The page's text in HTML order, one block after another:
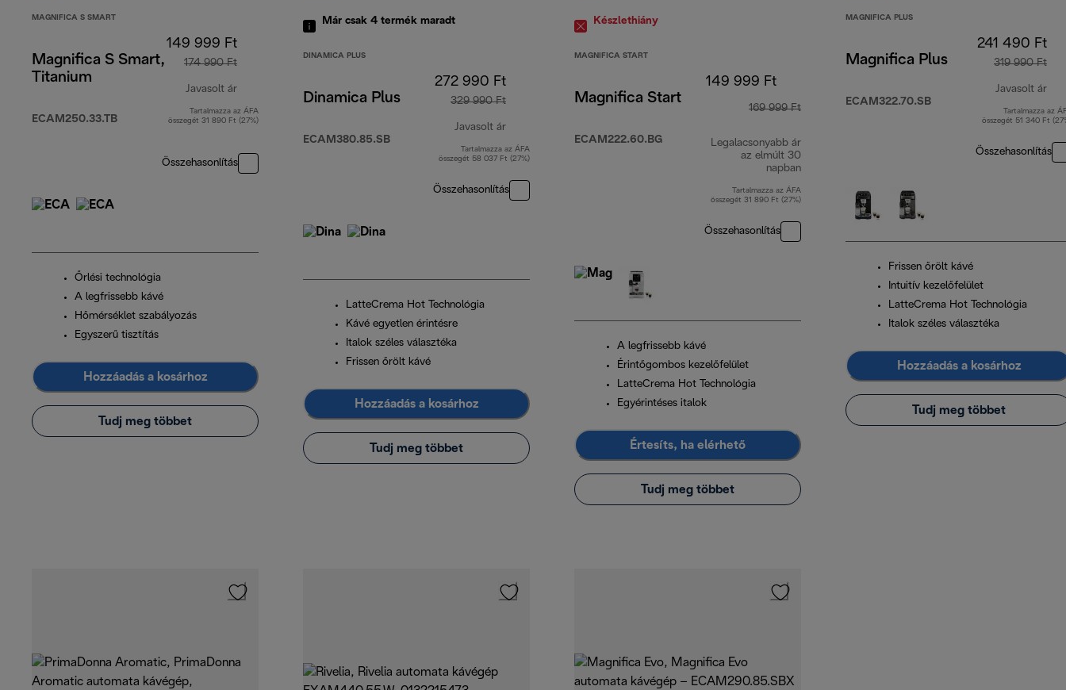
MAGNIFICA S SMART
Magnifica S Smart,
Titanium
ECAM250.33.TB
149 999 Ft
174 990 Ft
Javasolt ár
eredeti ár 174 990 Ft
Tartalmazza az ÁFA
összegét 31 890 Ft (27%)
Összehasonlítás
Őrlési technológia
A legfrissebb kávé
Hőmérséklet szabályozás
Egyszerű tisztítás
Hozzáadás a kosárhoz
Tudj meg többet
Már csak 4 termék maradt
DINAMICA PLUS
Dinamica Plus
ECAM380.85.SB
272 990 Ft
329 990 Ft
Javasolt ár
eredeti ár 329 990 Ft
Tartalmazza az ÁFA
összegét 58 037 Ft (27%)
Összehasonlítás
LatteCrema Hot Technológia
Kávé egyetlen érintésre
Italok széles választéka
Frissen őrölt kávé
Hozzáadás a kosárhoz
Tudj meg többet
Készlethiány
MAGNIFICA START
Magnifica Start
ECAM222.60.BG
149 999 Ft
169 999 Ft
Legalacsonyabb ár
az elmúlt 30
napban
Tartalmazza az ÁFA
összegét 31 890 Ft (27%)
Összehasonlítás
A legfrissebb kávé
Érintőgombos kezelőfelület
LatteCrema Hot Technológia
Egyérintéses italok
Értesíts, ha elérhető
Tudj meg többet
MAGNIFICA PLUS
Magnifica Plus
ECAM322.70.SB
241 490 Ft
319 990 Ft
Javasolt ár
Tartalmazza az
összegét 51 340 Ft
Összehasonlítás
Frissen őrölt kávé
Intuitív kezelőfelület
LatteCrema Hot Technológia
Italok széles választéka
Hozzáadás a kosárhoz
Tudj meg többet